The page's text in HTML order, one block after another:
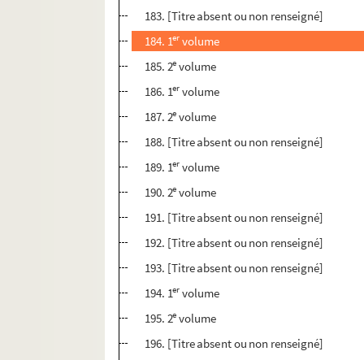
183. [Titre absent ou non renseigné]
184. 1er volume
185. 2e volume
186. 1er volume
187. 2e volume
188. [Titre absent ou non renseigné]
189. 1er volume
190. 2e volume
191. [Titre absent ou non renseigné]
192. [Titre absent ou non renseigné]
193. [Titre absent ou non renseigné]
194. 1er volume
195. 2e volume
196. [Titre absent ou non renseigné]